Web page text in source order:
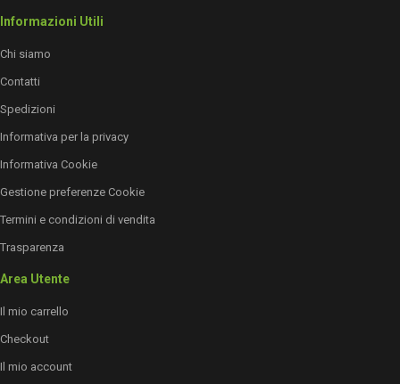
Informazioni Utili
Chi siamo
Contatti
Spedizioni
Informativa per la privacy
Informativa Cookie
Gestione preferenze Cookie
Termini e condizioni di vendita
Trasparenza
Area Utente
Il mio carrello
Checkout
Il mio account